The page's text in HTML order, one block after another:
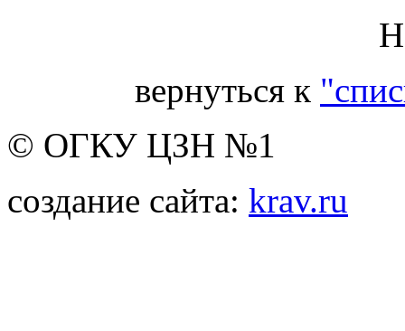
вернуться к
© ОГКУ ЦЗН №1
создание сайта: krav.ru